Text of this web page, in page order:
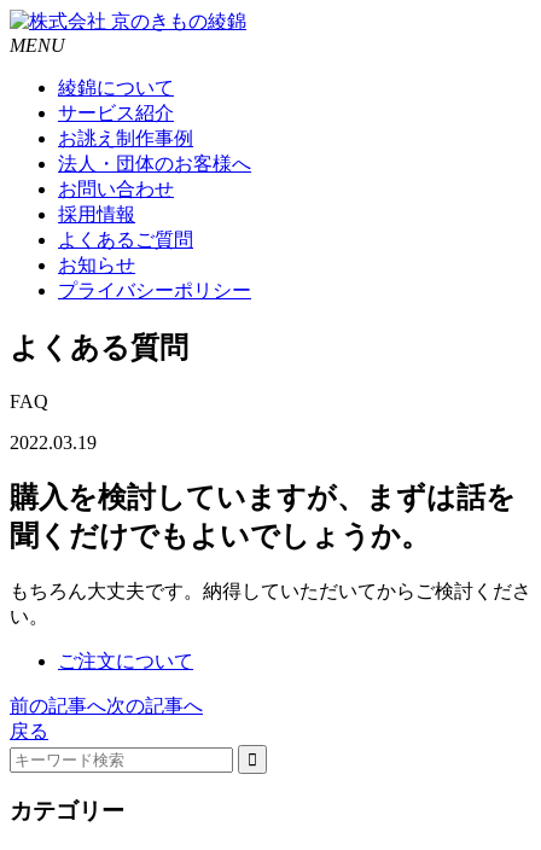
MENU
綾錦について
サービス紹介
お誂え制作事例
法人・団体のお客様へ
お問い合わせ
採用情報
よくあるご質問
お知らせ
プライバシーポリシー
よくある質問
FAQ
2022.03.19
購入を検討していますが、まずは話を
聞くだけでもよいでしょうか。
もちろん大丈夫です。納得していただいてからご検討くださ
い。
ご注文について
前の記事へ次の記事へ
戻る
カテゴリー